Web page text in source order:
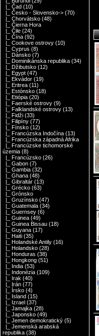
|_ Čad (10)
|_ Česko - Slovensko-> (70)
|_ Chorvátsko (48)
|_ Čierna Hora
|_ Čile (24)
|_ Čína (92)
|_ Cookove ostrovy (10)
|_ Cyprus (8)
|_ Dánsko (7)
|_ Dominikánska republika (34)
|_ Džibutsko (12)
|_ Egypt (47)
|_ Ekvádor (19)
|_ Eritrea (11)
|_ Estónsko (18)
|_ Etiópia (20)
|_ Faerské ostrovy (9)
|_ Falklandské ostrovy (13)
|_ Fidži (33)
|_ Filipíny (77)
|_ Fínsko (12)
|_ Francúzska Indočína (13)
|_ Francúzska západná Afrika
|_ Francúzske tichomorské
územia (8)
|_ Francúzsko (26)
|_ Gabon (7)
|_ Gambia (32)
|_ Ghana (48)
|_ Gibraltár (13)
|_ Grécko (63)
|_ Grónsko
|_ Gruzínsko (47)
|_ Guatemala (34)
|_ Guernsey (6)
|_ Guinea (49)
|_ Guinea Bissau (18)
|_ Guyana (17)
|_ Haiti (35)
|_ Holandské Antily (16)
|_ Holandsko (28)
|_ Honduras (38)
|_ Hongkong (51)
|_ India (53)
|_ Indonézia (109)
|_ Irak (40)
|_ Irán (77)
|_ Írsko (4)
|_ Island (15)
|_ Izrael (37)
|_ Jamajka (28)
|_ Japonsko (49)
|_ Jemen demokratický (5)
|_ Jemenská arabská
republika (38)